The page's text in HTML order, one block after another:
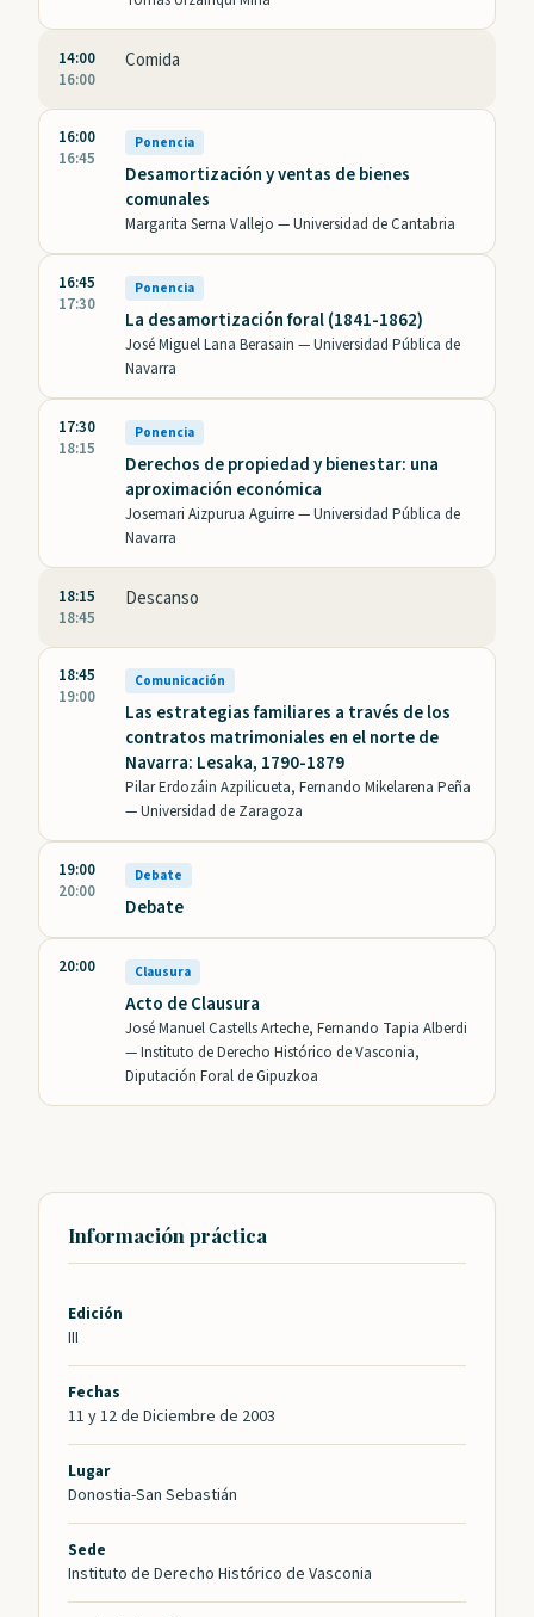
14:00
16:00
Comida
16:00
16:45
Ponencia
Desamortización y ventas de bienes
comunales
Margarita Serna Vallejo —Universidad de Cantabria
16:45
17:30
Ponencia
La desamortización foral (1841-1862)
José Miguel Lana Berasain —Universidad Pública de
Navarra
17:30
18:15
Ponencia
Derechos de propiedad y bienestar: una
aproximación económica
Josemari Aizpurua Aguirre —Universidad Pública de
Navarra
18:15
18:45
Descanso
18:45
19:00
Comunicación
Las estrategias familiares a través de los
contratos matrimoniales en el norte de
Navarra: Lesaka, 1790-1879
Pilar Erdozáin Azpilicueta, Fernando Mikelarena Peña
—Universidad de Zaragoza
19:00
20:00
Debate
Debate
20:00 Clausura
Acto de Clausura
José Manuel Castells Arteche, Fernando Tapia Alberdi
—Instituto de Derecho Histórico de Vasconia,
Diputación Foral de Gipuzkoa
Información práctica
Edición
III
Fechas
11 y 12 de Diciembre de 2003
Lugar
Donostia-San Sebastián
Sede
Instituto de Derecho Histórico de Vasconia